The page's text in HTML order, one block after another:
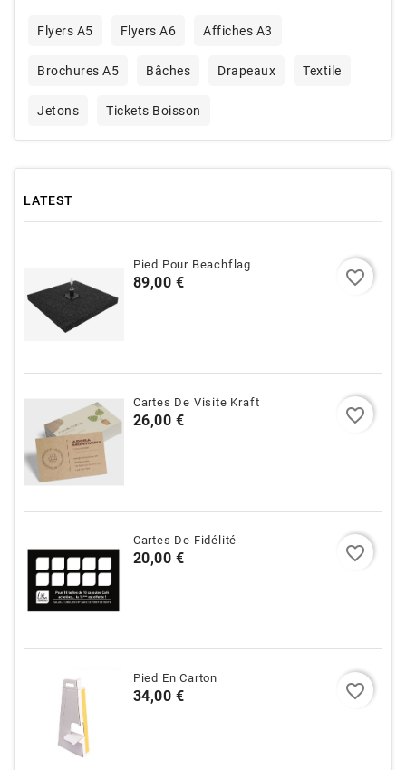
Flyers A5 Flyers A6 Affiches A3
Brochures A5 Bâches Drapeaux Textile
Jetons Tickets Boisson
LATEST
Pied Pour Beachflag
89,00 €Prix favorite_border
Cartes De Visite Kraft
26,00 €Prix favorite_border
Cartes De Fidélité
20,00 €Prix favorite_border
Pied En Carton
34,00 €Prix favorite_border